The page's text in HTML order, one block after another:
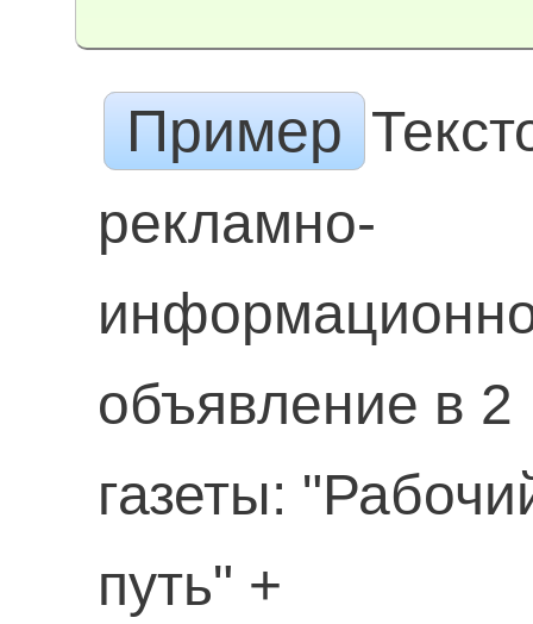
Пример
рекламно-
объявление в 2
газеты:
путь" +